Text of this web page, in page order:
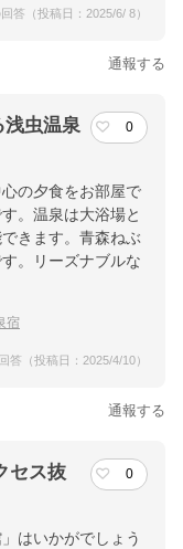
答（投稿日：2025/6/ 8）
通報する
浅虫温泉
0
の夕食をお部屋で
。温泉は大浴場と
きます。青森ねぶ
。リーズナブルな
宿
答（投稿日：2025/4/10）
通報する
セス抜
0
はいかがでしょう